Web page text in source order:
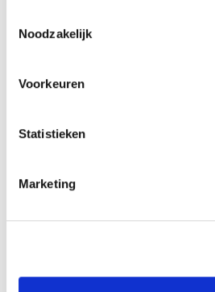
Noodzakelijk
Voorkeuren
Statistieken
Marketing